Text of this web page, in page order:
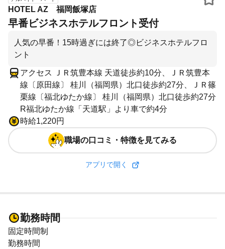
HOTEL AZ 福岡飯塚店
早番ビジネスホテルフロント受付
人気の早番！15時過ぎには終了◎ビジネスホテルフロ
ント
アクセス ＪＲ筑豊本線 天道徒歩約10分、ＪＲ筑豊本
線〔原田線〕 桂川（福岡県）北口徒歩約27分、ＪＲ篠
栗線〔福北ゆたか線〕 桂川（福岡県）北口徒歩約27分
R福北ゆたか線「天道駅」より車で約4分
時給1,220円
職場の口コミ・特徴を見てみる
アプリで開く
勤務時間
固定時間制
勤務時間